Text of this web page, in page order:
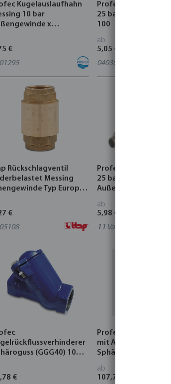
Kugelauslaufhahn
10 bar
x
€
Profec Kugelhahn
25 bar Innengewinde
100
ab
5,05 €
0403007
Rückschlagventil
Messing
Typ Europa
€
Profec Kugelhahn
25 bar Innengewinde
Außengewinde Typ
ab
5,98 €
11 Varianten
(GGG40) 10
€
Profec
mit
Sphäroguss (GGG40)
ab
107,76 €